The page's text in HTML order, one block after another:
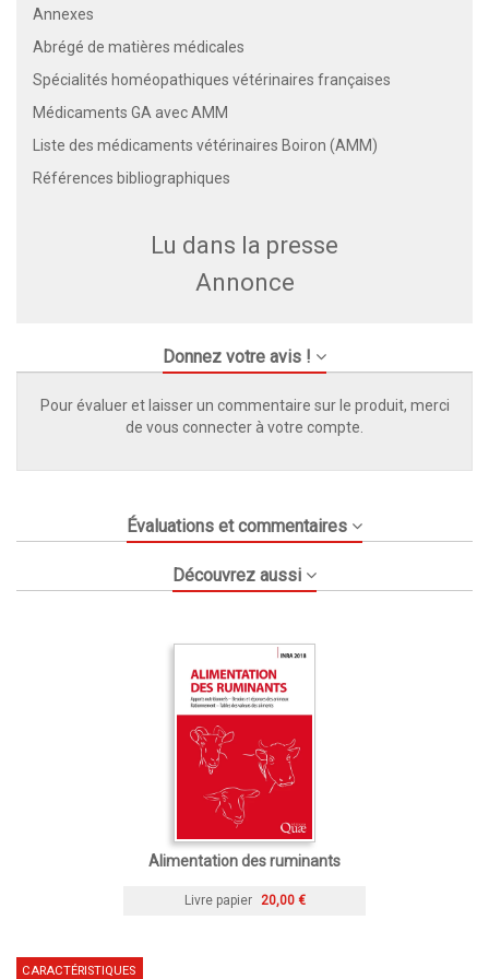
Annexes
Abrégé de matières médicales
Spécialités homéopathiques vétérinaires françaises
Médicaments GA avec AMM
Liste des médicaments vétérinaires Boiron (AMM)
Références bibliographiques
Lu dans la presse
Annonce
Donnez votre avis !
Pour évaluer et laisser un commentaire sur le produit, merci
de vous connecter à votre compte.
Évaluations et commentaires
Découvrez aussi
Alimentation des ruminants
Livre papier 20,00 €
CARACTÉRISTIQUES